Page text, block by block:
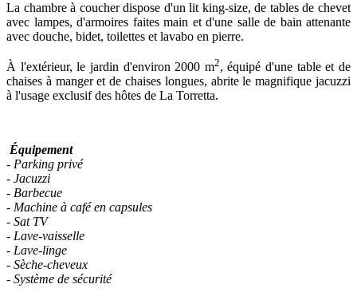
La chambre à coucher dispose d'un lit king-size, de tables de chevet
avec lampes, d'armoires faites main et d'une salle de bain attenante
avec douche, bidet, toilettes et lavabo en pierre.
À l'extérieur, le jardin d'environ 2000 m2, équipé d'une table et de
chaises à manger et de chaises longues, abrite le magnifique jacuzzi
à l'usage exclusif des hôtes de La Torretta.
Équipement
- Parking privé
- Jacuzzi
- Barbecue
- Machine à café en capsules
- Sat TV
- Lave-vaisselle
- Lave-linge
- Sèche-cheveux
- Système de sécurité